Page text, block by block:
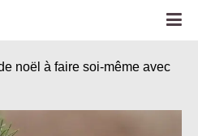
noël à faire soi-même avec